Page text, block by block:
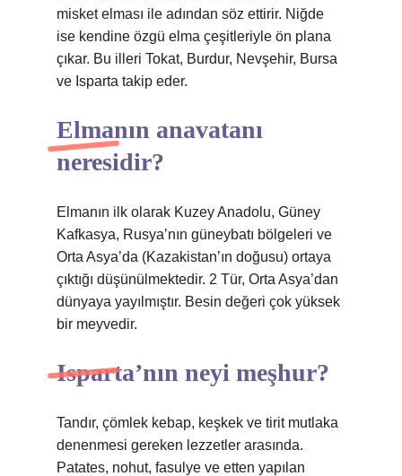
misket elması ile adından söz ettirir. Niğde
ise kendine özgü elma çeşitleriyle ön plana
çıkar. Bu illeri Tokat, Burdur, Nevşehir, Bursa
ve Isparta takip eder.
Elmanın anavatanı
neresidir?
Elmanın ilk olarak Kuzey Anadolu, Güney
Kafkasya, Rusya’nın güneybatı bölgeleri ve
Orta Asya’da (Kazakistan’ın doğusu) ortaya
çıktığı düşünülmektedir. 2 Tür, Orta Asya’dan
dünyaya yayılmıştır. Besin değeri çok yüksek
bir meyvedir.
Isparta’nın neyi meşhur?
Tandır, çömlek kebap, keşkek ve tirit mutlaka
denenmesi gereken lezzetler arasında.
Patates, nohut, fasulye ve etten yapılan